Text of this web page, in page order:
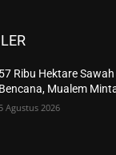
57 Ribu Hektare
Bencana, Mualem
5 Agustus 2026